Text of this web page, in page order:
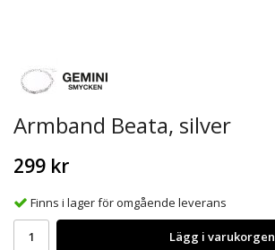
Armband Beata, silver
299 kr
Finns i lager för omgående leverans
Lägg i varukorgen